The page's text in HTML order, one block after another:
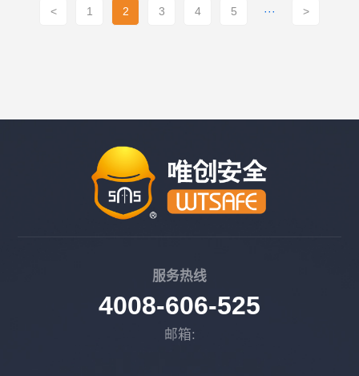
< 1 2 3 4 5 ··· >
服务热线
4008-606-525
邮箱: